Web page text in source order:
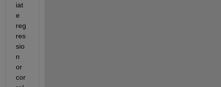
iat
e
reg
res
sio
n
or
cor